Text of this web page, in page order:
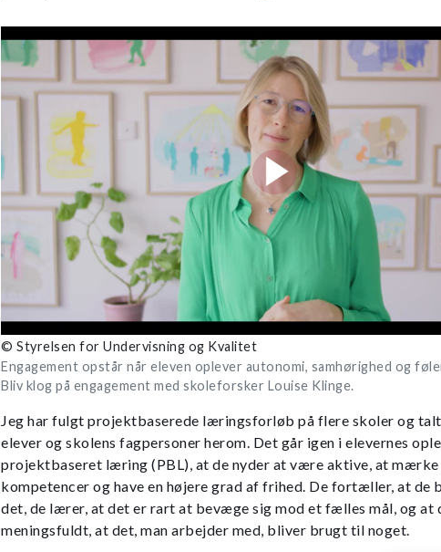
© Styrelsen for Undervisning og Kvalitet
Engagement opstår når eleven oplever autonomi, samhørighed og
Bliv klog på engagement med skoleforsker Louise Klinge.
Jeg har fulgt projektbaserede læringsforløb på flere skoler og
elever og skolens fagpersoner herom. Det går igen i elevernes
projektbaseret læring (PBL), at de nyder at være aktive, at mærke
kompetencer og have en højere grad af frihed. De fortæller, at de
det, de lærer, at det er rart at bevæge sig mod et fælles mål, og at
meningsfuldt, at det, man arbejder med, bliver brugt til noget.